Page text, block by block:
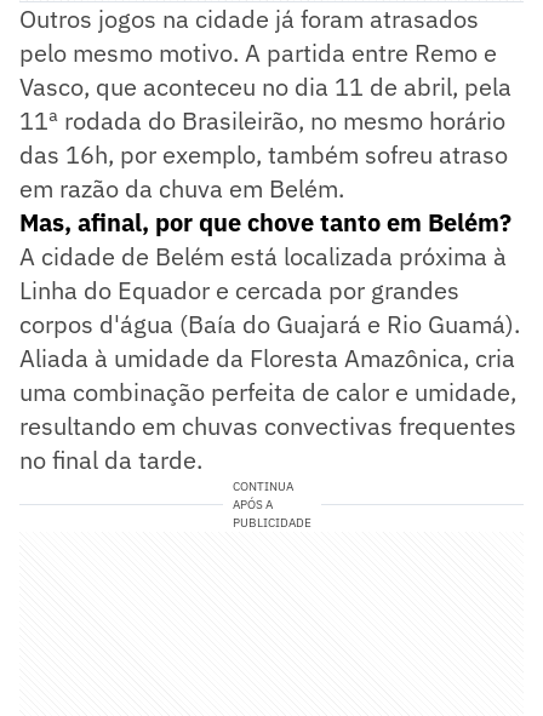
Outros jogos na cidade já foram atrasados
pelo mesmo motivo. A partida entre Remo e
Vasco, que aconteceu no dia 11 de abril, pela
11ª rodada do Brasileirão, no mesmo horário
das 16h, por exemplo, também sofreu atraso
em razão da chuva em Belém.
Mas, afinal, por que chove tanto em Belém?
A cidade de Belém está localizada próxima à
Linha do Equador e cercada por grandes
corpos d'água (Baía do Guajará e Rio Guamá).
Aliada à umidade da Floresta Amazônica, cria
uma combinação perfeita de calor e umidade,
resultando em chuvas convectivas frequentes
no final da tarde.
CONTINUA
APÓS A
PUBLICIDADE